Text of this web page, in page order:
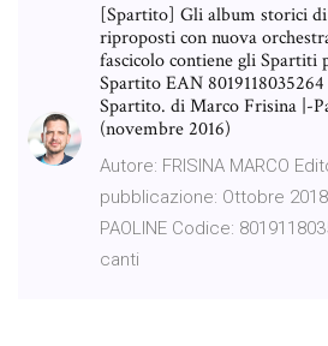
[Spartito] Gli album storici
riproposti con nuova
fascicolo contiene gli Spartiti
Spartito EAN
Spartito. di Marco Frisina |-
(novembre 2016)
Autore: FRISINA MARCO
pubblicazione: Ottobre
PAOLINE Codice:
canti